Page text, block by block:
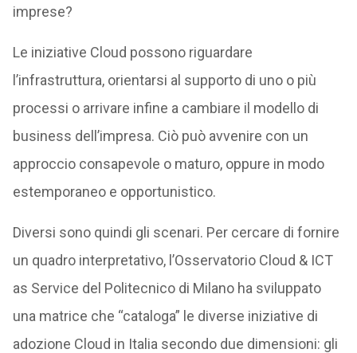
imprese?
Le iniziative Cloud possono riguardare
l’infrastruttura, orientarsi al supporto di uno o più
processi o arrivare infine a cambiare il modello di
business dell’impresa. Ciò può avvenire con un
approccio consapevole o maturo, oppure in modo
estemporaneo e opportunistico.
Diversi sono quindi gli scenari. Per cercare di fornire
un quadro interpretativo, l’Osservatorio Cloud & ICT
as Service del Politecnico di Milano ha sviluppato
una matrice che “cataloga” le diverse iniziative di
adozione Cloud in Italia secondo due dimensioni: gli